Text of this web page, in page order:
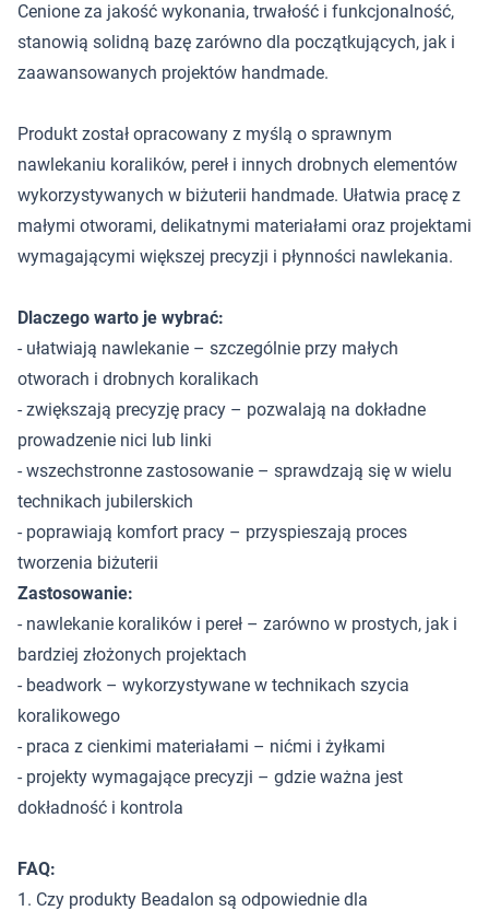
Cenione za jakość wykonania, trwałość i funkcjonalność,
stanowią solidną bazę zarówno dla początkujących, jak i
zaawansowanych projektów handmade.
Produkt został opracowany z myślą o sprawnym
nawlekaniu koralików, pereł i innych drobnych elementów
wykorzystywanych w biżuterii handmade. Ułatwia pracę z
małymi otworami, delikatnymi materiałami oraz projektami
wymagającymi większej precyzji i płynności nawlekania.
Dlaczego warto je wybrać:
- ułatwiają nawlekanie – szczególnie przy małych
otworach i drobnych koralikach
- zwiększają precyzję pracy – pozwalają na dokładne
prowadzenie nici lub linki
- wszechstronne zastosowanie – sprawdzają się w wielu
technikach jubilerskich
- poprawiają komfort pracy – przyspieszają proces
tworzenia biżuterii
Zastosowanie:
- nawlekanie koralików i pereł – zarówno w prostych, jak i
bardziej złożonych projektach
- beadwork – wykorzystywane w technikach szycia
koralikowego
- praca z cienkimi materiałami – nićmi i żyłkami
- projekty wymagające precyzji – gdzie ważna jest
dokładność i kontrola
FAQ:
1. Czy produkty Beadalon są odpowiednie dla